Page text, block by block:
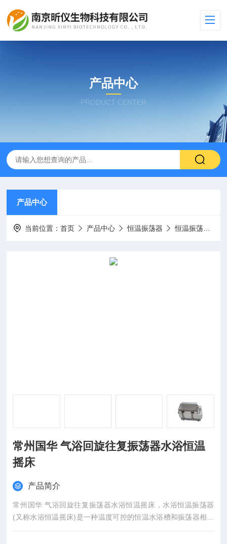
产品中心
PRODUCT CENTER
产品中心
当前位置：首页 产品中心 恒温振荡器 恒温振荡箱液晶屏
常州国华 气浴回旋往复振荡器水浴恒温
摇床
产品简介
常州国华 气浴回旋往复振荡器水浴恒温摇床，水浴恒温振荡器
(又称水浴恒温摇床)是一种温度可控的恒温水浴槽和振荡器相结
合的生化仪器，是植物、生物、微生物、遗传、病毒、环保、医